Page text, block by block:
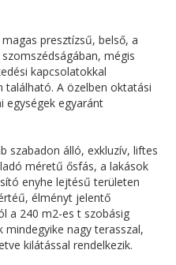
presztízsű, belső, a
mégis
kapcsolatokkal
található. A özelben oktatási
egységek egyaránt
szabadon álló, exkluzív, liftes
méretű ősfás, a lakások
enyhe lejtésű területen
élményt jelentő
a 240 m2-es t szobásig
nagy terasszal,
kilátással rendelkezik.